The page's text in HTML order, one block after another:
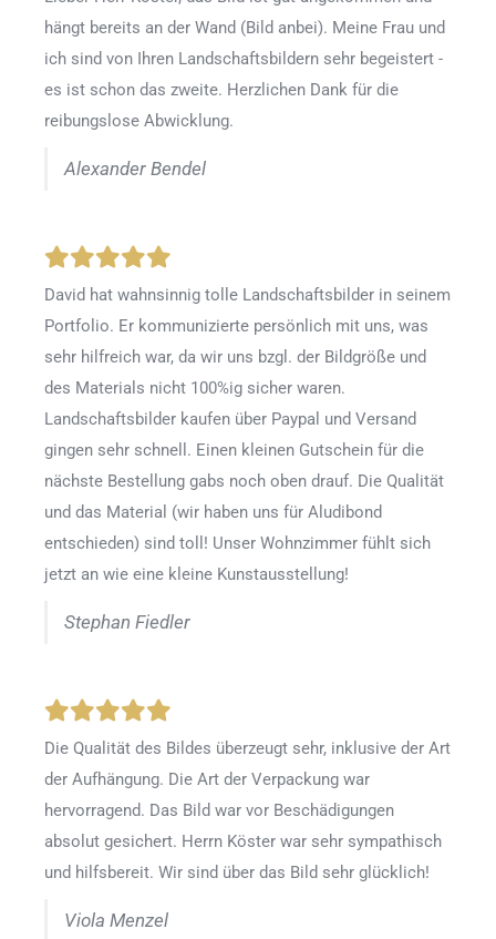
hängt bereits an der Wand (Bild anbei). Meine Frau und
ich sind von Ihren Landschaftsbildern sehr begeistert -
es ist schon das zweite. Herzlichen Dank für die
reibungslose Abwicklung.
Alexander Bendel
David hat wahnsinnig tolle Landschaftsbilder in seinem
Portfolio. Er kommunizierte persönlich mit uns, was
sehr hilfreich war, da wir uns bzgl. der Bildgröße und
des Materials nicht 100%ig sicher waren.
Landschaftsbilder kaufen über Paypal und Versand
gingen sehr schnell. Einen kleinen Gutschein für die
nächste Bestellung gabs noch oben drauf. Die Qualität
und das Material (wir haben uns für Aludibond
entschieden) sind toll! Unser Wohnzimmer fühlt sich
jetzt an wie eine kleine Kunstausstellung!
Stephan Fiedler
Die Qualität des Bildes überzeugt sehr, inklusive der Art
der Aufhängung. Die Art der Verpackung war
hervorragend. Das Bild war vor Beschädigungen
absolut gesichert. Herrn Köster war sehr sympathisch
und hilfsbereit. Wir sind über das Bild sehr glücklich!
Viola Menzel